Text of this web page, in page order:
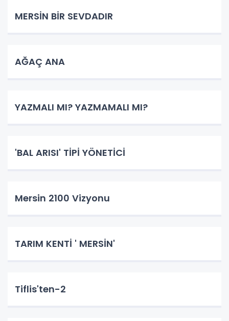
MERSİN BİR SEVDADIR
AĞAÇ ANA
YAZMALI MI? YAZMAMALI MI?
'BAL ARISI' TİPİ YÖNETİCİ
Mersin 2100 Vizyonu
TARIM KENTİ ' MERSİN'
Tiflis'ten-2